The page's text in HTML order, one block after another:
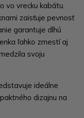
vo vrecku kabátu.
zaisťuje pevnosť
garantuje dlhú
ľahko zmestí aj
svoju
ideálne
dizajnu na